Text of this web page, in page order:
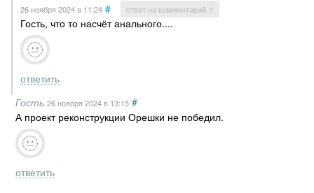
26 ноября 2024в 11:24 # ответ на комментарий ↑
Гость, что то насчёт анального....
ответить
Гость 26 ноября 2024в 13:15 #
А проект реконструкции Орешки не победил.
ответить